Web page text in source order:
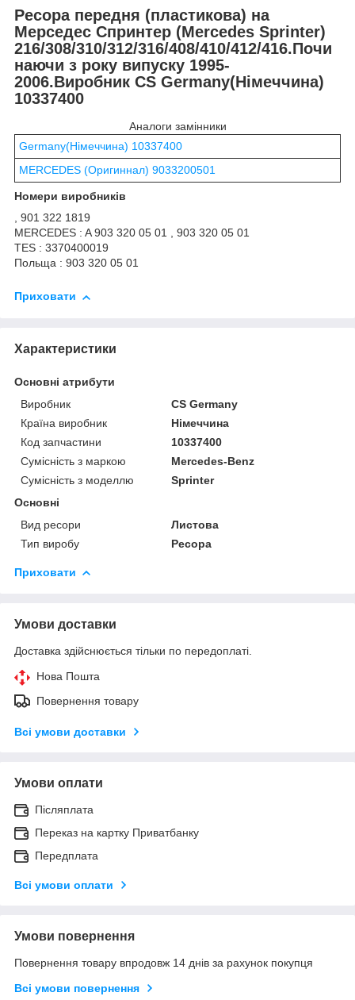
Ресора передня (пластикова) на
Мерседес Спринтер (Mercedes Sprinter)
216/308/310/312/316/408/410/412/416.Почи
наючи з року випуску 1995-
2006.Виробник CS Germany(Німеччина)
10337400
Аналоги замінники
Germany(Німеччина) 10337400
MERCEDES (Оригиннал) 9033200501
Номери виробників
, 901 322 1819
MERCEDES : A 903 320 05 01 , 903 320 05 01
TES : 3370400019
Польща : 903 320 05 01
Приховати
Характеристики
Основні атрибути
Виробник
CS Germany
Країна виробник
Німеччина
Код запчастини
10337400
Сумісність з маркою
Mercedes-Benz
Сумісність з моделлю
Sprinter
Основні
Вид ресори
Листова
Тип виробу
Ресора
Приховати
Умови доставки
Доставка здійснюється тільки по передоплаті.
Нова Пошта
Повернення товару
Всі умови доставки
Умови оплати
Післяплата
Переказ на картку Приватбанку
Передплата
Всі умови оплати
Умови повернення
Повернення товару впродовж 14 днів за рахунок покупця
Всі умови повернення